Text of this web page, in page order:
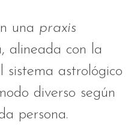
una praxis
alineada con la
sistema astrológico
diverso según
persona.